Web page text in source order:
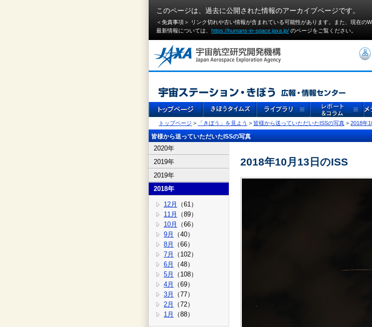
このページは、過去に公開された情報のアーカイブページです。
＜免責事項＞ リンク切れや古い情報が含まれている可能性があります。また、現在の
最新情報については、 https://humans-in-space.jaxa.jp/ のページをご覧ください。
トップページ > 「きぼう」を見よう > 皆様から送っていただいたISSの写真 > 2018年
皆様から送っていただいたISSの写真
2020年
2019年
2019年
2018年
12月
（61）
11月
（89）
10月
（66）
9月
（40）
8月
（66）
7月
（102）
6月
（48）
5月
（108）
4月
（69）
3月
（77）
2月
（72）
1月
（88）
2018年10月13日のISS